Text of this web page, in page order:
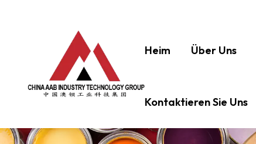
Heim Über Uns
Kontaktieren Sie Uns